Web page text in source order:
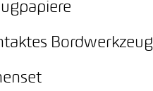
Bordwerkzeug